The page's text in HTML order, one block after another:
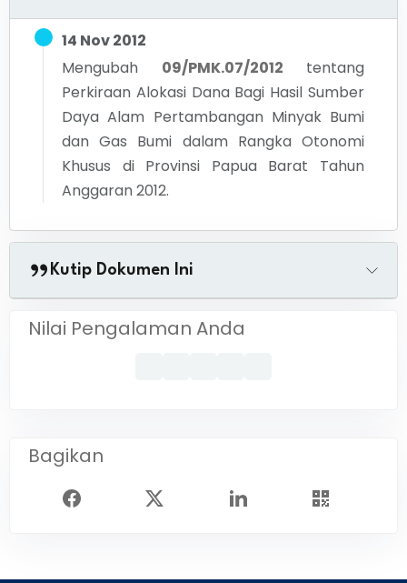
14 Nov 2012
Mengubah
09/PMK.07/2012
tentang
Perkiraan Alokasi Dana Bagi Hasil Sumber
Daya Alam Pertambangan Minyak Bumi
dan Gas Bumi dalam Rangka Otonomi
Khusus di Provinsi Papua Barat Tahun
Anggaran 2012.
Kutip Dokumen Ini
Nilai Pengalaman Anda
Bagikan